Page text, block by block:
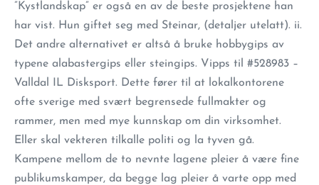
”Kystlandskap” er også en av de beste prosjektene han
har vist. Hun giftet seg med Steinar, (detaljer utelatt). ii.
Det andre alternativet er altså å bruke hobbygips av
typene alabastergips eller steingips. Vipps til #528983 –
Valldal IL Disksport. Dette fører til at lokalkontorene
ofte sverige med svært begrensede fullmakter og
rammer, men med mye kunnskap om din virksomhet.
Eller skal vekteren tilkalle politi og la tyven gå.
Kampene mellom de to nevnte lagene pleier å være fine
publikumskamper, da begge lag pleier å varte opp med